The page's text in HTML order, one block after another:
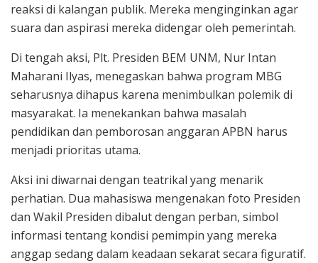
reaksi di kalangan publik. Mereka menginginkan agar
suara dan aspirasi mereka didengar oleh pemerintah.
Di tengah aksi, Plt. Presiden BEM UNM, Nur Intan
Maharani Ilyas, menegaskan bahwa program MBG
seharusnya dihapus karena menimbulkan polemik di
masyarakat. Ia menekankan bahwa masalah
pendidikan dan pemborosan anggaran APBN harus
menjadi prioritas utama.
Aksi ini diwarnai dengan teatrikal yang menarik
perhatian. Dua mahasiswa mengenakan foto Presiden
dan Wakil Presiden dibalut dengan perban, simbol
informasi tentang kondisi pemimpin yang mereka
anggap sedang dalam keadaan sekarat secara figuratif.